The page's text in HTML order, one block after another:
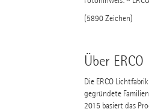
(5890 Zeichen)
Über ERCO
Die ERCO
gegründete
2015 basiert das